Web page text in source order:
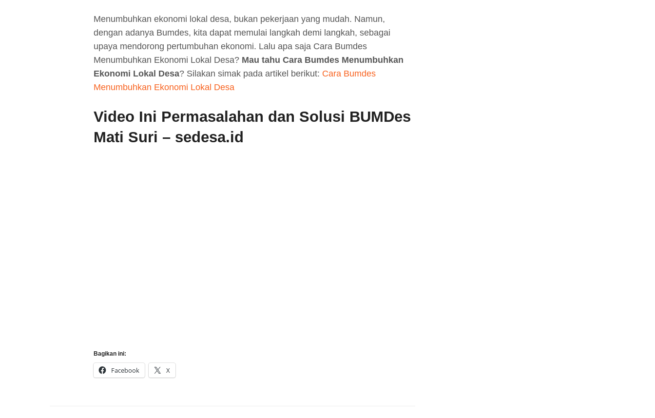
Menumbuhkan ekonomi lokal desa, bukan pekerjaan yang mudah. Namun,
dengan adanya Bumdes, kita dapat memulai langkah demi langkah, sebagai
upaya mendorong pertumbuhan ekonomi. Lalu apa saja Cara Bumdes
Menumbuhkan Ekonomi Lokal Desa? Mau tahu Cara Bumdes Menumbuhkan
Ekonomi Lokal Desa? Silakan simak pada artikel berikut: Cara Bumdes
Menumbuhkan Ekonomi Lokal Desa
Video Ini Permasalahan dan Solusi BUMDes
Mati Suri – sedesa.id
Bagikan ini:
Facebook X